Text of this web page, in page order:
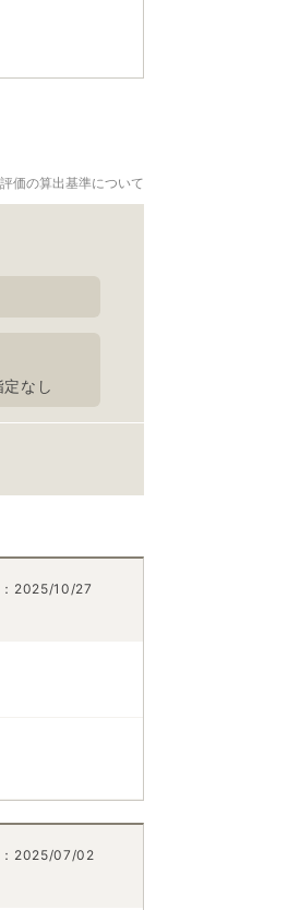
価の算出基準について
定なし
2025/10/27
2025/07/02